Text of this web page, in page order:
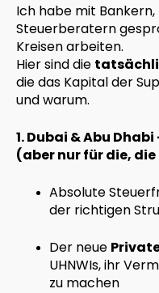
Ich habe mit
Steuerberatern
Kreisen arbeiten.
Hier sind die
die das Kapital der
und warum.
1. Dubai & Abu
(aber nur für die,
Absolute
der richtigen
Der neue
UHNWIs, ihr
zu machen